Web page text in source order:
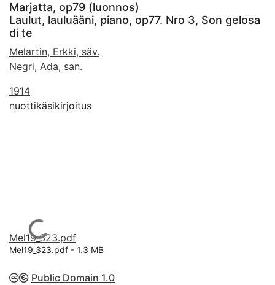
Marjatta, op79 (luonnos)
Laulut, lauluääni, piano, op77. Nro 3, Son gelosa
di te
Melartin, Erkki, säv.
Negri, Ada, san.
1914
nuottikäsikirjoitus
Ladataan...
Mel19_323.pdf
Mel19_323.pdf - 1.3 MB
Public Domain 1.0